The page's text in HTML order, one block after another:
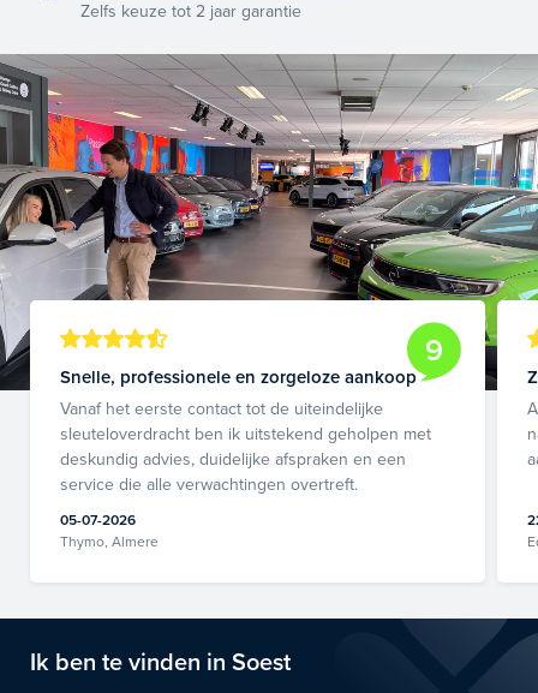
Zelfs keuze tot 2 jaar garantie
9
Snelle, professionele en zorgeloze aankoop
Vanaf het eerste contact tot de uiteindelijke
sleuteloverdracht ben ik uitstekend geholpen met
deskundig advies, duidelijke afspraken en een
service die alle verwachtingen overtreft.
05-07-2026
Thymo, Almere
Ik ben te vinden in Soest